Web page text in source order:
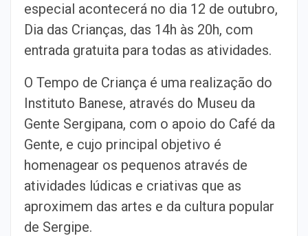
especial acontecerá no dia 12 de outubro,
Dia das Crianças, das 14h às 20h, com
entrada gratuita para todas as atividades.
O Tempo de Criança é uma realização do
Instituto Banese, através do Museu da
Gente Sergipana, com o apoio do Café da
Gente, e cujo principal objetivo é
homenagear os pequenos através de
atividades lúdicas e criativas que as
aproximem das artes e da cultura popular
de Sergipe.